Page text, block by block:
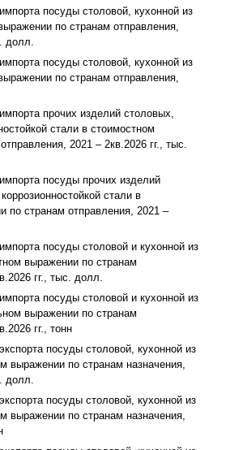
посуды столовой, кухонной из
по странам отправления,
долл.
посуды столовой, кухонной из
по странам отправления,
прочих изделий столовых,
стали в стоимостном
2021 – 2кв.2026 гг., тыс.
посуды прочих изделий
стали в
по странам отправления, 2021 –
посуды столовой и кухонной из
выражении по странам
гг., тыс. долл.
посуды столовой и кухонной из
выражении по странам
гг., тонн
посуды столовой, кухонной из
выражении по странам назначения,
долл.
посуды столовой, кухонной из
выражении по странам назначения,